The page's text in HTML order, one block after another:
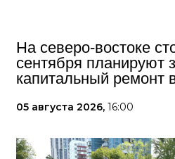
На северо-востоке
сентября планируют
капитальный ремонт
05 августа 2026, 16:00